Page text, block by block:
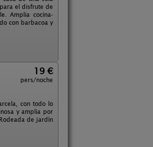
el disfrute de
Amplia cocina-
con barbacoa y
19 €
pers/noche
con todo lo
y amplia por
de jardín